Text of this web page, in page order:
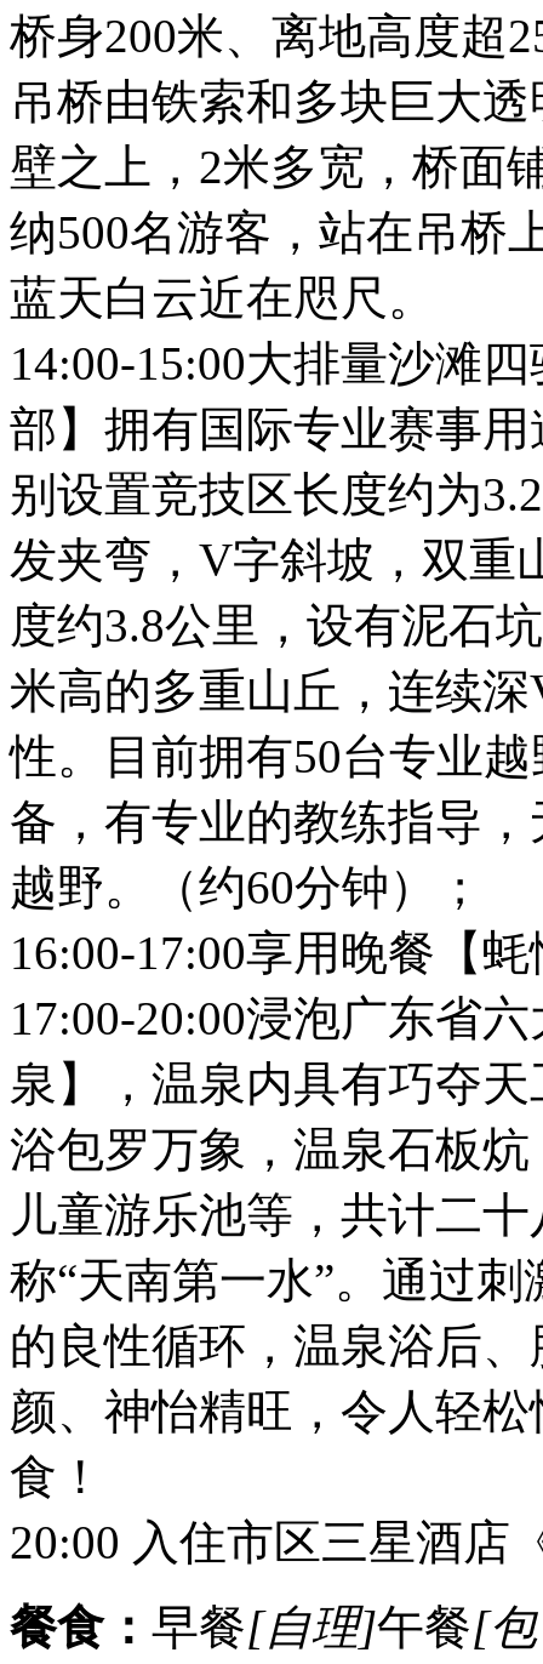
桥身200米、离地高度超
吊桥由铁索和多块巨大
壁之上，2米多宽，桥面
纳500名游客，站在吊桥
蓝天白云近在咫尺。
14:00-15:00大排量沙滩
部】拥有国际专业赛事
别设置竞技区长度约为
发夹弯，V字斜坡，双重
度约3.8公里，设有泥石
米高的多重山丘，连续
性。目前拥有50台专业
备，有专业的教练指导
越野。（约60分钟）；
16:00-17:00享用晚餐【
17:00-20:00浸泡广东省
泉】，温泉内具有巧夺
浴包罗万象，温泉石板
儿童游乐池等，共计二
称“天南第一水”。通过
的良性循环，温泉浴后
颜、神怡精旺，令人轻
食！
20:00 入住市区三星酒店
餐食： 早餐[自理]午餐[